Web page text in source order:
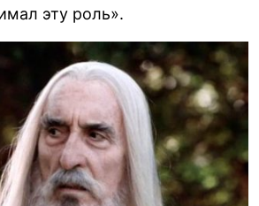
эту роль».